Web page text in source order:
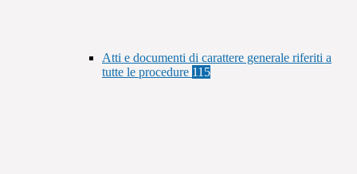
Atti e documenti di carattere generale riferiti a
tutte le procedure 115